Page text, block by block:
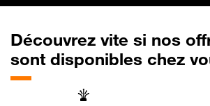
Découvrez vite si nos
sont disponibles chez